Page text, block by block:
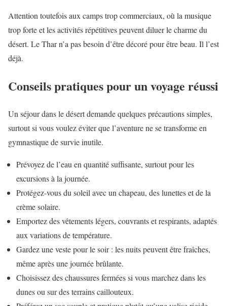
Attention toutefois aux camps trop commerciaux, où la musique
trop forte et les activités répétitives peuvent diluer le charme du
désert. Le Thar n’a pas besoin d’être décoré pour être beau. Il l’est
déjà.
Conseils pratiques pour un voyage réussi
Un séjour dans le désert demande quelques précautions simples,
surtout si vous voulez éviter que l’aventure ne se transforme en
gymnastique de survie inutile.
Prévoyez de l’eau en quantité suffisante, surtout pour les
excursions à la journée.
Protégez-vous du soleil avec un chapeau, des lunettes et de la
crème solaire.
Emportez des vêtements légers, couvrants et respirants, adaptés
aux variations de température.
Gardez une veste pour le soir : les nuits peuvent être fraîches,
même après une journée brûlante.
Choisissez des chaussures fermées si vous marchez dans les
dunes ou sur des terrains caillouteux.